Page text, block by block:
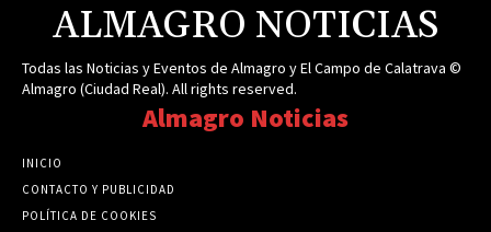
ALMAGRO NOTICIAS
Todas las Noticias y Eventos de Almagro y El Campo de Calatrava ©
Almagro (Ciudad Real). All rights reserved.
Almagro Noticias
INICIO
CONTACTO Y PUBLICIDAD
POLÍTICA DE COOKIES